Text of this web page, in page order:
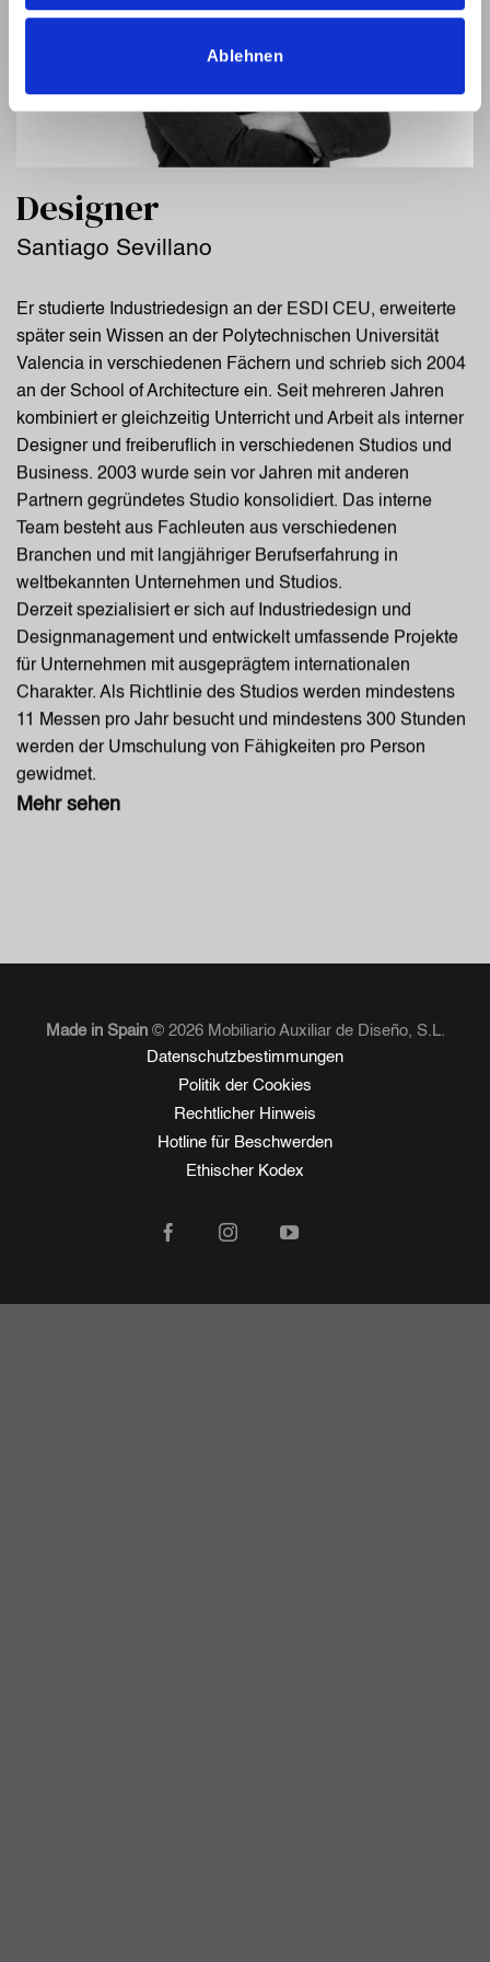
Ablehnen
Designer
Santiago Sevillano
Er studierte Industriedesign an der ESDI CEU, erweiterte
später sein Wissen an der Polytechnischen Universität
Valencia in verschiedenen Fächern und schrieb sich 2004
an der School of Architecture ein. Seit mehreren Jahren
kombiniert er gleichzeitig Unterricht und Arbeit als interner
Designer und freiberuflich in verschiedenen Studios und
Business. 2003 wurde sein vor Jahren mit anderen
Partnern gegründetes Studio konsolidiert. Das interne
Team besteht aus Fachleuten aus verschiedenen
Branchen und mit langjähriger Berufserfahrung in
weltbekannten Unternehmen und Studios.
Derzeit spezialisiert er sich auf Industriedesign und
Designmanagement und entwickelt umfassende Projekte
für Unternehmen mit ausgeprägtem internationalen
Charakter. Als Richtlinie des Studios werden mindestens
11 Messen pro Jahr besucht und mindestens 300 Stunden
werden der Umschulung von Fähigkeiten pro Person
gewidmet.
Mehr sehen
Made in Spain © 2026 Mobiliario Auxiliar de Diseño, S.L.
Datenschutzbestimmungen
Politik der Cookies
Rechtlicher Hinweis
Hotline für Beschwerden
Ethischer Kodex